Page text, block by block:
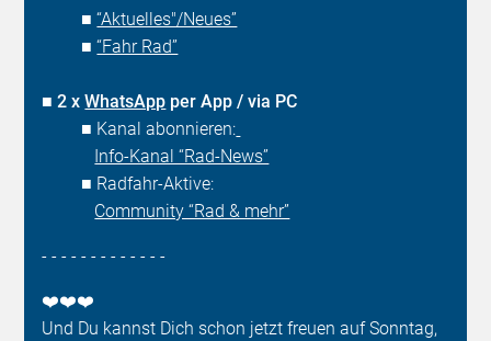
■“Aktuelles"/Neues”
■“Fahr Rad”
■2 xWhatsApp per App / via PC
■ Kanal abonnieren:
Info-Kanal “Rad-News”
■ Radfahr-Aktive:
Community “Rad & mehr”
- - - - - - - - - - - - -
❤️❤️❤️
Und Du kannst Dich schon jetzt freuen auf Sonntag,